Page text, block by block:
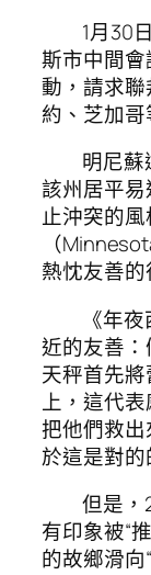
1月30
斯市中間
動，請求
約、芝加哥
明尼蘇
該州居平
止沖突的風
（
熱忱友善的
《年
近的友善
天秤首先
上，這代
把他們救
於這是對的
但是，
有印象被“
的故鄉滑向